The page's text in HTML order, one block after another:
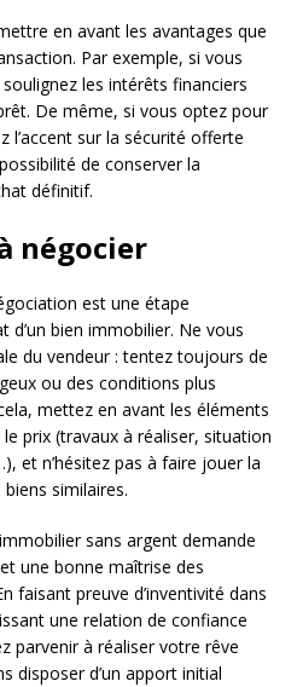
en avant les avantages que
Par exemple, si vous
les intérêts financiers
De même, si vous optez pour
l’accent sur la sécurité offerte
de conserver la
définitif.
négocier
est une étape
d’un bien immobilier. Ne vous
du vendeur : tentez toujours de
ou des conditions plus
mettez en avant les éléments
prix (travaux à réaliser, situation
et n’hésitez pas à faire jouer la
similaires.
sans argent demande
une bonne maîtrise des
faisant preuve d’inventivité dans
une relation de confiance
parvenir à réaliser votre rêve
disposer d’un apport initial